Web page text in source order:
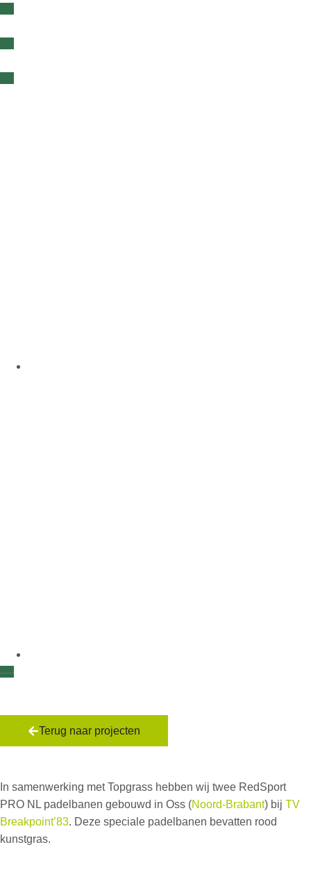
Terug naar projecten
In samenwerking met Topgrass hebben wij twee RedSport
PRO NL padelbanen gebouwd in Oss (Noord-Brabant) bij TV
Breakpoint’83. Deze speciale padelbanen bevatten rood
kunstgras.